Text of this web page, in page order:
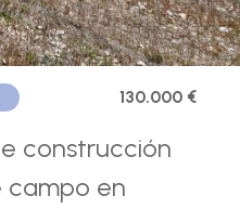
130.000 €
construcción
campo en